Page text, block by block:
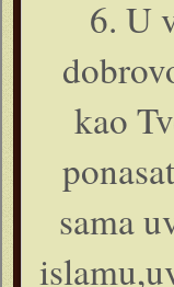
6. U
kao
sama